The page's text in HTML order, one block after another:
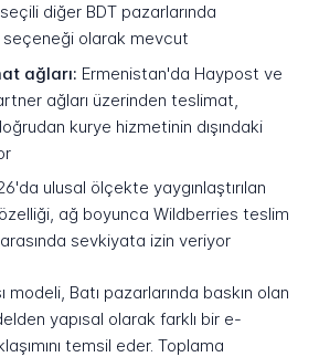
diğer BDT pazarlarında
olarak mevcut
ağları: Ermenistan'da Haypost ve
ağları üzerinden teslimat,
kurye hizmetinin dışındaki
ulusal ölçekte yaygınlaştırılan
ağ boyunca Wildberries teslim
sevkiyata izin veriyor
modeli, Batı pazarlarında baskın olan
yapısal olarak farklı bir e-
temsil eder. Toplama